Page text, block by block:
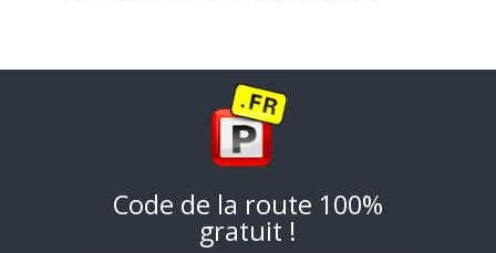
Code de la route 100%
gratuit !